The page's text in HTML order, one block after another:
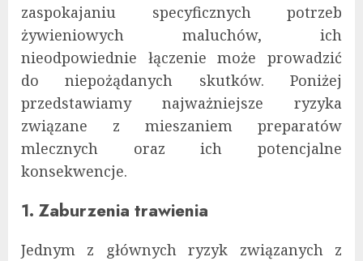
zaspokajaniu specyficznych potrzeb
żywieniowych maluchów, ich
nieodpowiednie łączenie może prowadzić
do niepożądanych skutków. Poniżej
przedstawiamy najważniejsze ryzyka
związane z mieszaniem preparatów
mlecznych oraz ich potencjalne
konsekwencje.
1. Zaburzenia trawienia
Jednym z głównych ryzyk związanych z